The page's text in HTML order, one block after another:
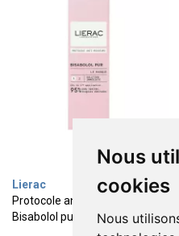
Nous
cookies
Nous
Lierac
Protocole anti-rougeurs
Bisabolol pur masque 75ml